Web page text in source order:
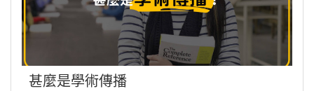
甚麼是學術傳播